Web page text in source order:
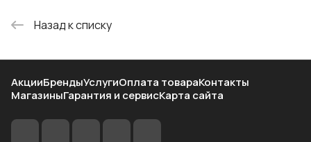
Назад к списку
АкцииБрендыУслугиОплата товараКонтакты
МагазиныГарантия и сервисКарта сайта